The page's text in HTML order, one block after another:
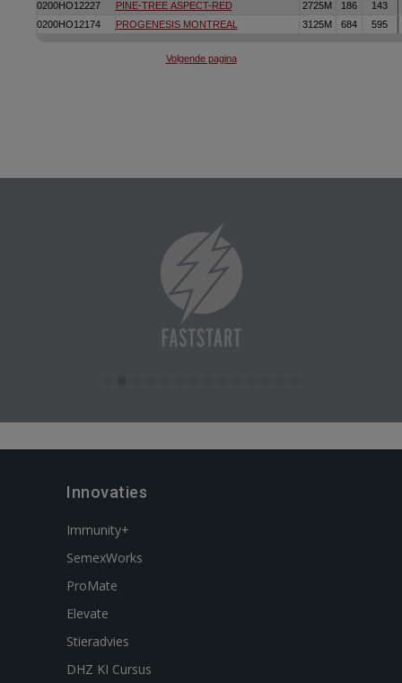
Innovaties
Immunity+
SemexWorks
ProMate
Elevate
Stieradvies
DHZ KI Cursus